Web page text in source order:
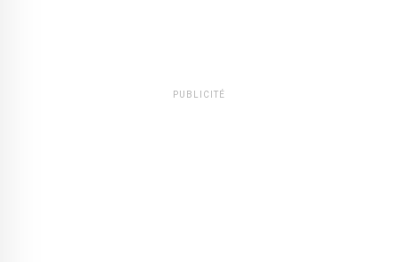
PUBLICITÉ